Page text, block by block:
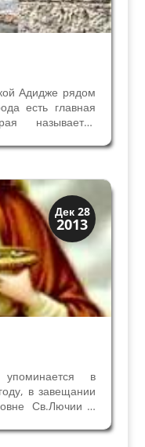
Адидже рядом
есть главная
называется
- Понте делла
Дек 28
2013
в
в завещании
Св.Лючии в
настолько